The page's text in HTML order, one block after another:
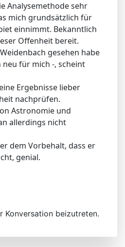
Analysemethode sehr
mich grundsätzlich für
einnimmt. Bekanntlich
Offenheit bereit.
gesehen habe
neu für mich -, scheint
Ergebnisse lieber
nachprüfen.
Astronomie und
allerdings nicht
dem Vorbehalt, dass er
genial.
Konversation beizutreten.